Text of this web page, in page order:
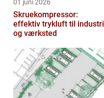
01 juni 2026
Skruekompressor:
effektiv trykluft til industri
og værksted